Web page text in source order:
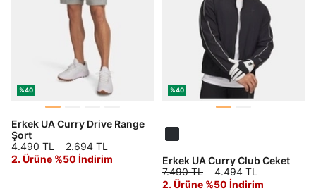
%40
Erkek UA Curry Drive Range
Şort
4.490 TL
2.694 TL
2. Ürüne %50 İndirim
%40
Erkek UA Curry Club Ceket
7.490 TL
4.494 TL
2. Ürüne %50 İndirim